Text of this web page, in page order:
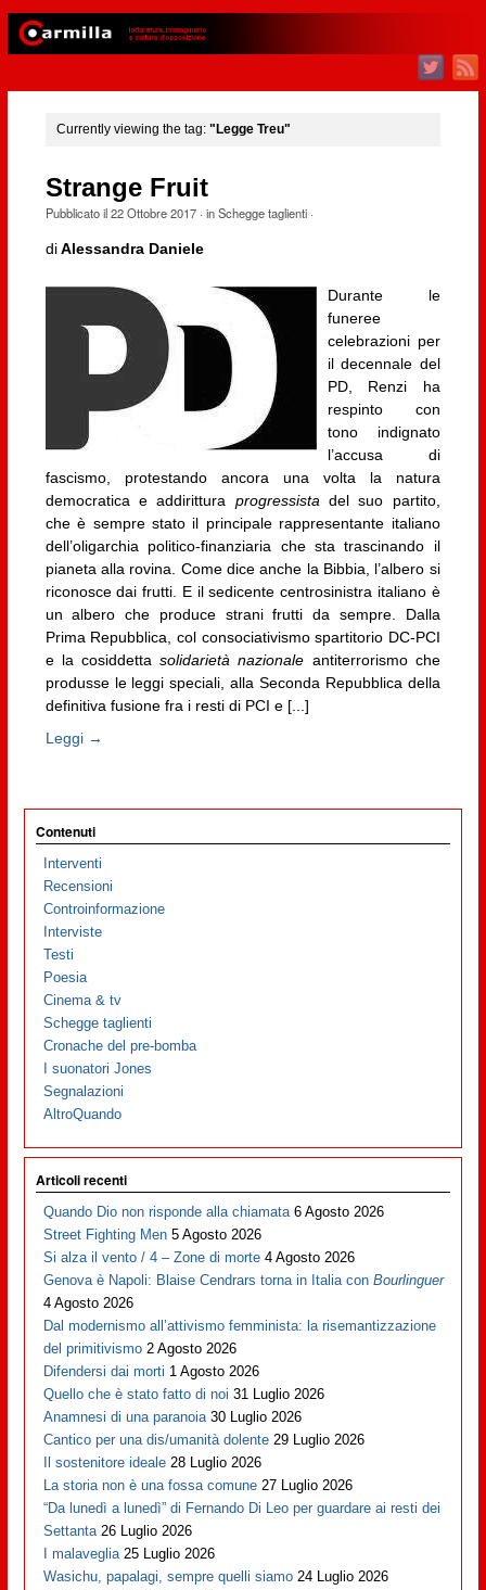
Currently viewing the tag: "Legge Treu"
Strange Fruit
Pubblicato il22 Ottobre 2017· inSchegge taglienti·
diAlessandra Daniele
Durante le
funeree
celebrazioni per
il decennale del
PD, Renzi ha
respinto con
tono indignato
l’accusa di
fascismo, protestando ancora una volta la natura
democratica e addirittura progressistadel suo partito,
che è sempre stato il principale rappresentante italiano
dell’oligarchia politico-finanziaria che sta trascinando il
pianeta alla rovina. Come dice anche la Bibbia, l’albero si
riconosce dai frutti. E il sedicente centrosinistra italiano è
un albero che produce strani frutti da sempre. Dalla
Prima Repubblica, col consociativismo spartitorio DC-PCI
e la cosiddettasolidarietà nazionale antiterrorismo che
produsse le leggi speciali, alla Seconda Repubblica della
definitiva fusione fra i resti di PCI e [...]
Leggi →
Contenuti
Interventi
Recensioni
Controinformazione
Interviste
Testi
Poesia
Cinema & tv
Schegge taglienti
Cronache del pre-bomba
I suonatori Jones
Segnalazioni
AltroQuando
Articoli recenti
Quando Dio non risponde alla chiamata 6 Agosto 2026
Street Fighting Men 5 Agosto 2026
Si alza il vento / 4 – Zone di morte 4 Agosto 2026
Genova è Napoli: Blaise Cendrars torna in Italia conBourlinguer
4 Agosto 2026
Dal modernismo all’attivismo femminista: la risemantizzazione
del primitivismo 2 Agosto 2026
Difendersi dai morti 1 Agosto 2026
Quello che è stato fatto di noi 31 Luglio 2026
Anamnesi di una paranoia 30 Luglio 2026
Cantico per una dis/umanità dolente 29 Luglio 2026
Il sostenitore ideale 28 Luglio 2026
La storia non è una fossa comune 27 Luglio 2026
“Da lunedì a lunedì” di Fernando Di Leo per guardare ai resti dei
Settanta 26 Luglio 2026
I malaveglia 25 Luglio 2026
Wasichu, papalagi, sempre quelli siamo 24 Luglio 2026